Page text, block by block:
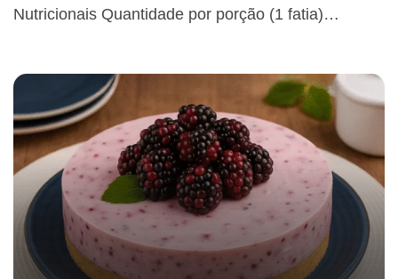
Nutricionais Quantidade por porção (1 fatia)…